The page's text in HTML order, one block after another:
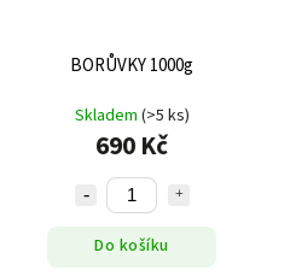
BORŮVKY 1000g
Skladem (>5 ks)
690 Kč
Do košíku